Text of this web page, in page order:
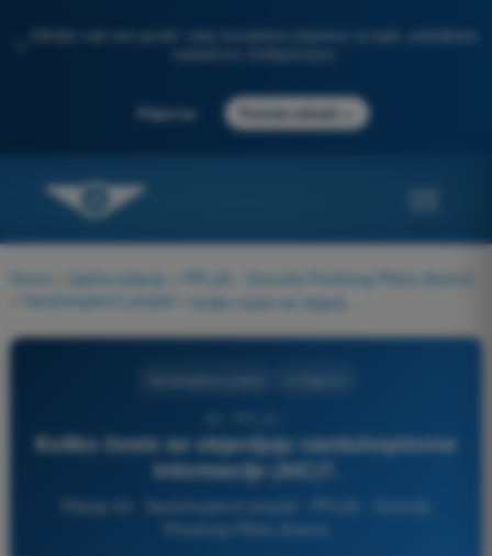
Otkrijte naš novi portal: vaša kompletna priprema za ispit, poboljšana
Prijavi se Počnite odmah
Home Ispitna pitanja
PPL(A) - Dozvola Privatnog Pilota (Avioni)
Vazduhoplovni propisi
Koliko često se objavljuju vazduhoplovne
informacije (AIC)?.